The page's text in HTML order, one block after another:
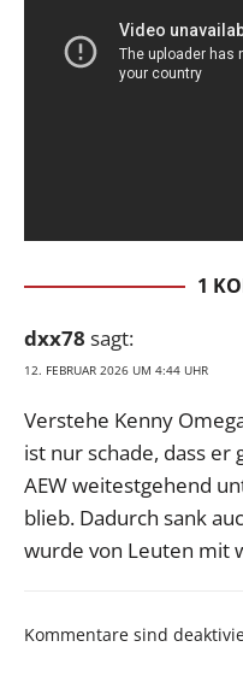
1
dxx78 sagt:
12. FEBRUAR 2026 UM 4:44 UHR
Verstehe Kenny
ist nur schade, dass
AEW weitestgehend
blieb. Dadurch sank
wurde von Leuten mit
Kommentare sind